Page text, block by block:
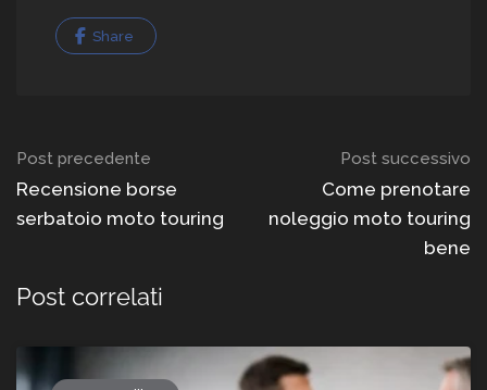
Share
Navigazione
del
post
Post precedente
Recensione borse
serbatoio moto touring
Post successivo
Come prenotare
noleggio moto touring
bene
Post correlati